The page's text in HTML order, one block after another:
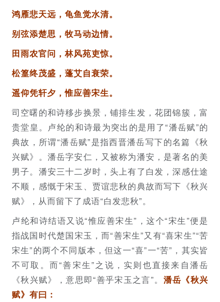
鸿雁悲天远，龟鱼觉水清。
别弦添楚思，牧马动边情。
田雨农官问，林风苑吏惊。
松篁终茂盛，蓬艾自衰荣。
遥仰凭轩夕，惟应善宋生。
司空曙的和诗移步换景，铺排生发，花团锦簇，富
贵堂皇。卢纶的和诗最为突出的是用了“潘岳赋”的
典故，所谓“潘岳赋”是指西晋潘岳写下的名篇《秋
兴赋》。潘岳字安仁，又被称为潘安，是著名的美
男子。潘安三十二岁时，头上有了白发，深感仕途
不顺，感慨于宋玉、贾谊悲秋的典故而写下《秋兴
赋》，从而留下了成语“白发悲秋”。
卢纶和诗结语又说“惟应善宋生”，这个“宋生”便是
指战国时代楚国宋玉，而“善宋生”又有“喜宋生”“苦
宋生”的两个不同版本，但这一“喜”一“苦”，其实皆
不可取。而“善宋生”之说，实则也直接来自潘岳
《秋兴赋》，意思即“善乎宋玉之言”。 潘岳《秋兴
赋》有曰：